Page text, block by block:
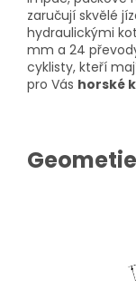
zaručují skvělé
hydraulickými
mm a 24
cyklisty, kteří
pro Vás horské